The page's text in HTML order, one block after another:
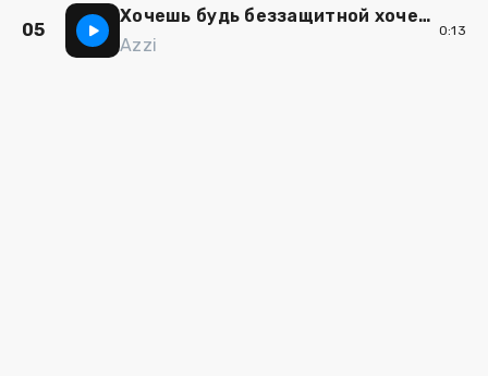
05
Хочешь будь беззащитной хочешь будь увязимой
Azzi
0:13